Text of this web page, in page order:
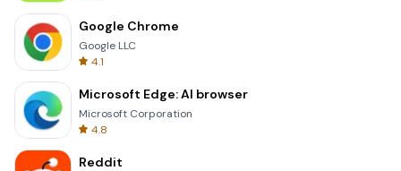
Google Chrome
Google LLC
4.1
Microsoft Edge: AI browser
Microsoft Corporation
4.8
Reddit